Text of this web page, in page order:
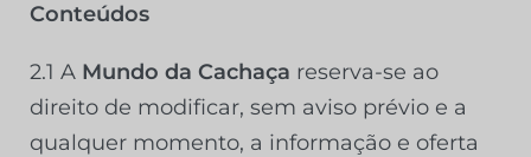
Conteúdos
2.1 A Mundo da Cachaça reserva-se ao
direito de modificar, sem aviso prévio e a
qualquer momento, a informação e oferta